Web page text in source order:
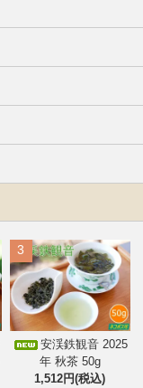
3
安渓鉄観音 2025
年 秋茶 50g
1,512円(税込)